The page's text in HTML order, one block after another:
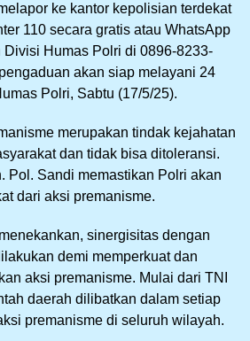
ke kantor kepolisian terdekat
110 secara gratis atau WhatsApp
Divisi Humas Polri di 0896-8233-
akan siap melayani 24
Polri, Sabtu (17/5/25).
merupakan tindak kejahatan
dan tidak bisa ditoleransi.
Pol. Sandi memastikan Polri akan
dari aksi premanisme.
sinergisitas dengan
demi memperkuat dan
aksi premanisme. Mulai dari TNI
daerah dilibatkan dalam setiap
premanisme di seluruh wilayah.